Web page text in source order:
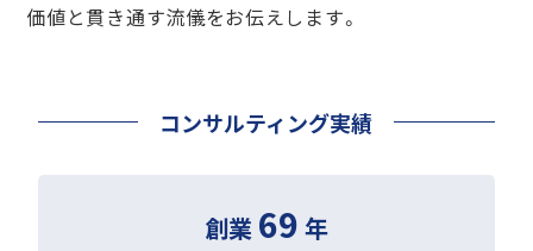
価値と貫き通す流儀をお伝えします。
コンサルティング実績
創業 69 年